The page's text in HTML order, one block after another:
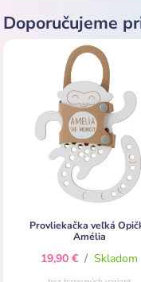
Doporučujeme
Provliekačka veľká
Amélia
19,90 € / Skladom